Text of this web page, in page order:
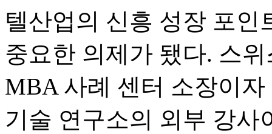
텔산업의 신흥 성장 포인
중요한 의제가 됐다. 스
MBA 사례 센터 소장이
기술 연구소의 외부 강사